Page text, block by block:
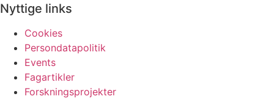
Nyttige links
Cookies
Persondatapolitik
Events
Fagartikler
Forskningsprojekter